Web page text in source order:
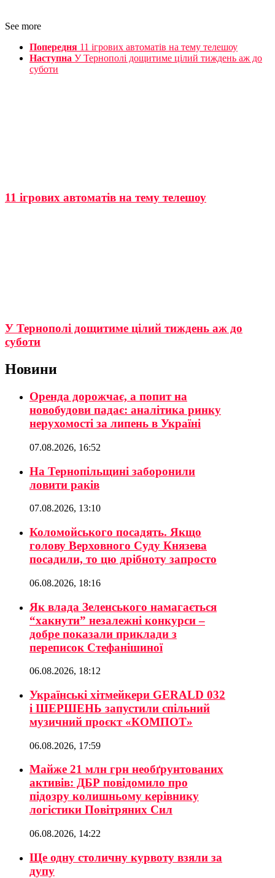
See more
Попередня 11 ігрових автоматів на тему телешоу
Наступна У Тернополі дощитиме цілий тиждень аж до
суботи
11 ігрових автоматів на тему телешоу
У Тернополі дощитиме цілий тиждень аж до
суботи
Новини
Оренда дорожчає, а попит на
новобудови падає: аналітика ринку
нерухомості за липень в Україні
07.08.2026, 16:52
На Тернопільщині заборонили
ловити раків
07.08.2026, 13:10
Коломойського посадять. Якщо
голову Верховного Суду Князева
посадили, то цю дрібноту запросто
06.08.2026, 18:16
Як влада Зеленського намагається
“хакнути” незалежні конкурси –
добре показали приклади з
переписок Стефанішиної
06.08.2026, 18:12
Українські хітмейкери GERALD 032
і ШЕРШЕНЬ запустили спільний
музичний проєкт «КОМПОТ»
06.08.2026, 17:59
Майже 21 млн грн необґрунтованих
активів: ДБР повідомило про
підозру колишньому керівнику
логістики Повітряних Сил
06.08.2026, 14:22
Ще одну столичну курвоту взяли за
дупу